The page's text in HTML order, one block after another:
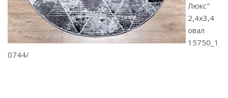
Люкс"
2,4х3,4
овал
15750_1
0744/